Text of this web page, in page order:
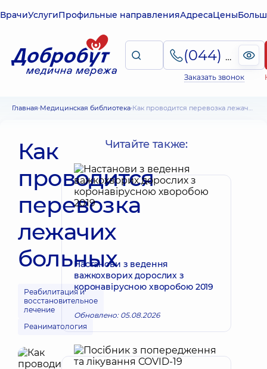
ВрачиУслугиПрофильные направленияАдресаЦены
(044) 495-2-888
Заказать звонок
Главная Медицинская библиотека Как проводится перевозка лежачих больных
Как
проводится
перевозка
лежачих
больных
Реабилитация и
восстановительное
лечение
Реаниматология
Читайте также:
Настанови з ведення
важкохворих дорослих з
коронавірусною хворобою 2019
Обновлено: 05.08.2026